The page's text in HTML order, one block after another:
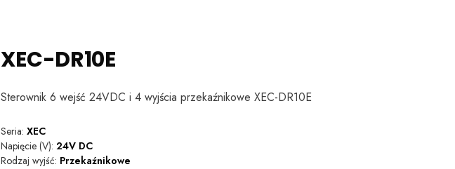
XEC-DR10E
Sterownik 6 wejść 24VDC i 4 wyjścia przekaźnikowe XEC-DR10E
Seria: XEC
Napięcie (V): 24V DC
Rodzaj wyjść: Przekaźnikowe